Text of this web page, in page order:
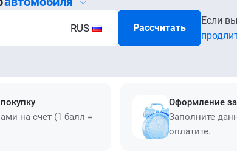
RUS Рассчитать
Если
на счет (1 балл =
Оформление
Заполните
оплатите.